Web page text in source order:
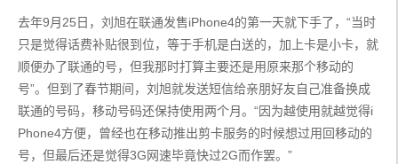
去年9月25日，刘旭在联通发售iPhone4的第一天就下手了，“当时
只是觉得话费补贴很到位，等于手机是白送的，加上卡是小卡，就
顺便办了联通的号，但我那时打算主要还是用原来那个移动的
号”。但到了春节期间，刘旭就发送短信给亲朋好友自己准备换成
联通的号码，移动号码还保持使用两个月。“因为越使用就越觉得i
Phone4方便，曾经也在移动推出剪卡服务的时候想过用回移动的
号，但最后还是觉得3G网速毕竟快过2G而作罢。”